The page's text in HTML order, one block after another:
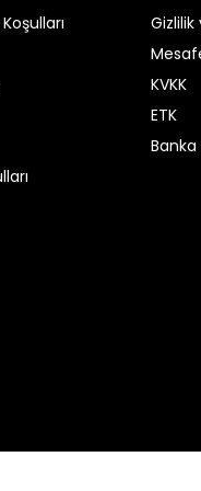
Edilmeli?
alır ve terletmez.
ve dayanıklılık
tutar.
farklı dokuda olup
KVKK
ETK
Banka